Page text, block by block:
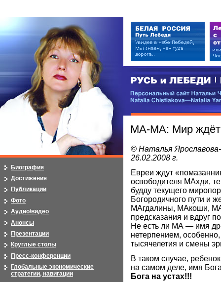
РУСЬ и ЛЕБЕДИ | RUSI —
Персональный сайт Натальи
МА-МА: Мир ждёт
© Наталья
26.02.2008 г.
Евреи ждут
освободителя МАхди,
будду текущего
Богородичного пути и
МАгдалины, МАкоши,
предсказания и вдруг
Не есть ли МА — имя
нетерпением,
тысячелетия и смены
В таком случае,
на самом деле, имя
Бога на устах!!!
Биография
Достижения
Публикации
Фото
Аудио/видео
Анонсы
Презентации
Круглые столы
Пресс-конференции
Глобальные экономические
стратегии, навигации